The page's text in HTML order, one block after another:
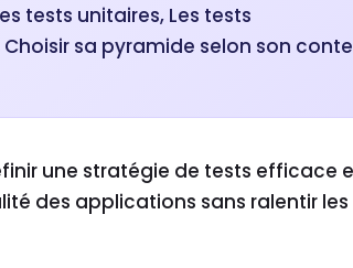
tests unitaires, Les tests
sa pyramide selon son
une stratégie de tests efficace
des applications sans ralentir les